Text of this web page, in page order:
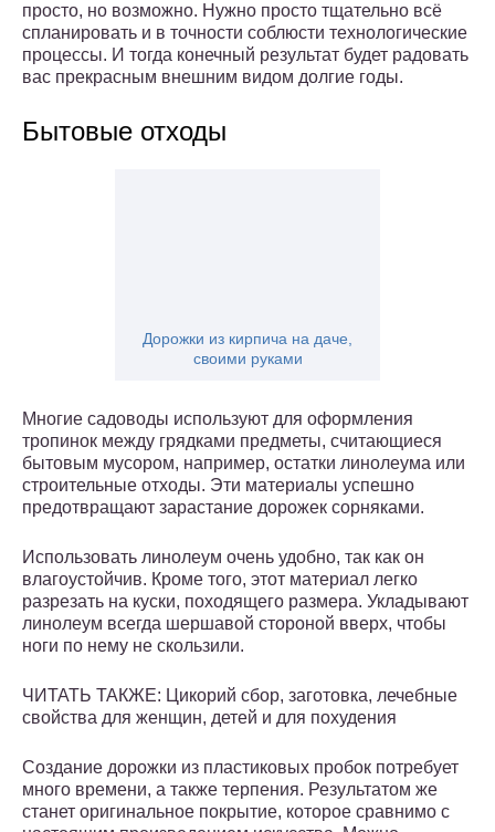
просто, но возможно. Нужно просто тщательно всё
спланировать и в точности соблюсти технологические
процессы. И тогда конечный результат будет радовать
вас прекрасным внешним видом долгие годы.
Бытовые отходы
Дорожки из кирпича на даче,
своими руками
Многие садоводы используют для оформления
тропинок между грядками предметы, считающиеся
бытовым мусором, например, остатки линолеума или
строительные отходы. Эти материалы успешно
предотвращают зарастание дорожек сорняками.
Использовать линолеум очень удобно, так как он
влагоустойчив. Кроме того, этот материал легко
разрезать на куски, походящего размера. Укладывают
линолеум всегда шершавой стороной вверх, чтобы
ноги по нему не скользили.
ЧИТАТЬ ТАКЖЕ: Цикорий сбор, заготовка, лечебные
свойства для женщин, детей и для похудения
Создание дорожки из пластиковых пробок потребует
много времени, а также терпения. Результатом же
станет оригинальное покрытие, которое сравнимо с